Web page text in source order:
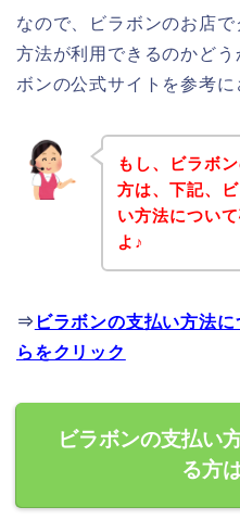
なので、ビラボンのお店
方法が利用できるのかど
ボンの公式サイトを参考に
もし、ビラボ
方は、下記、
い方法につい
よ♪
⇒ ビラボンの支払い方法
らをクリック
ビラボンの支払い
る方